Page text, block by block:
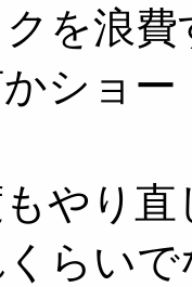
クを浪
かショ
やり
らい